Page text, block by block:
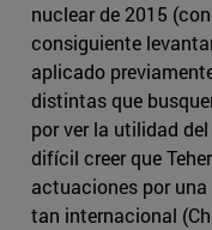
nuclear de 2015
consiguiente
aplicado
distintas que
por ver la utilidad
difícil creer que
actuaciones por
tan internacional